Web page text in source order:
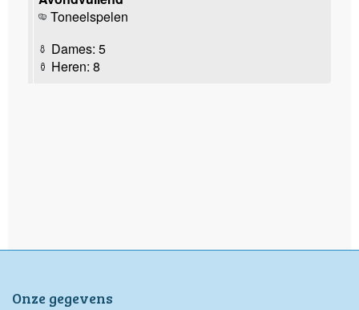
Toneelspelen
Dames: 5
Heren: 8
Onze gegevens